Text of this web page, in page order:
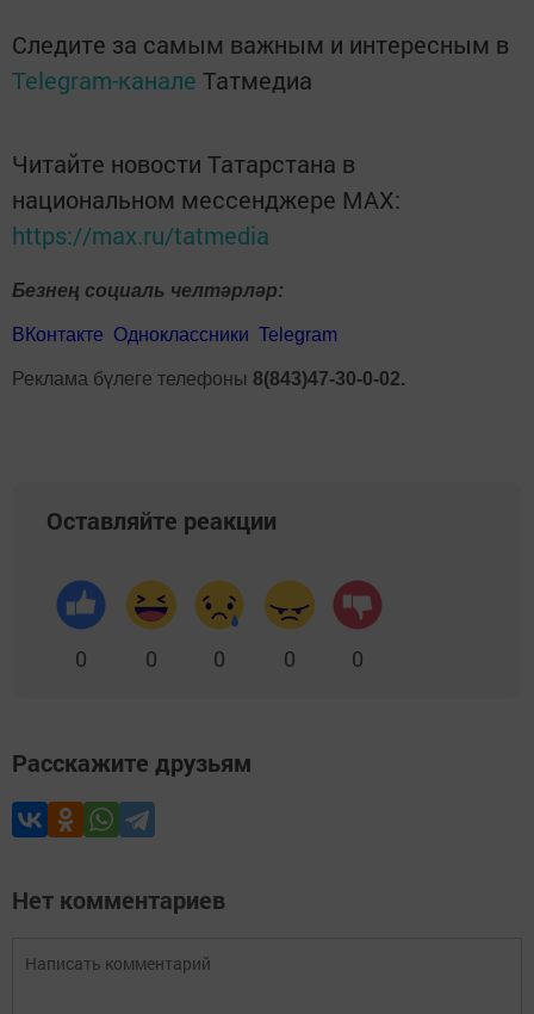
Следите за самым важным и интересным в
Telegram-канале Татмедиа
Читайте новости Татарстана в
национальном мессенджере MАХ:
https://max.ru/tatmedia
Безнең социаль челтәрләр:
ВКонтакте Одноклассники Telegram
Реклама бүлеге телефоны 8(843)47-30-0-02.
Оставляйте реакции
0 0 0 0 0
Расскажите друзьям
Нет комментариев